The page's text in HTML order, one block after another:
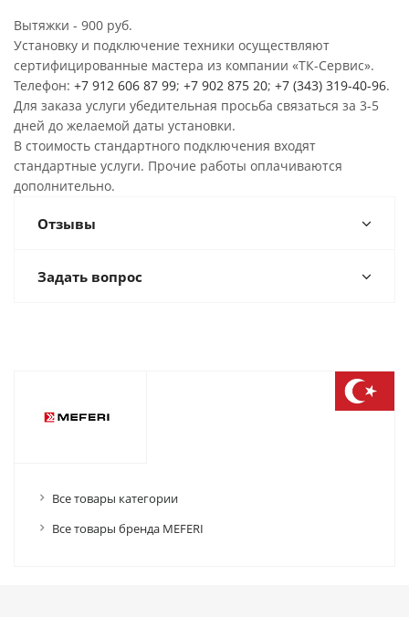
Вытяжки - 900 руб.
Установку и подключение техники осуществляют
сертифицированные мастера из компании «ТК-Сервис».
Телефон: +7 912 606 87 99; +7 902 875 20; +7 (343) 319-40-96.
Для заказа услуги убедительная просьба связаться за 3-5
дней до желаемой даты установки.
В стоимость стандартного подключения входят
стандартные услуги. Прочие работы оплачиваются
дополнительно.
Отзывы
Задать вопрос
Все товары категории
Все товары бренда MEFERI